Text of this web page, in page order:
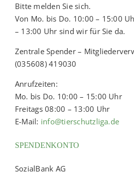
Bitte melden Sie sich.
Von Mo. bis Do. 10:00 – 15:00
– 13:00 Uhr sind wir für Sie da.
Zentrale Spender –
(035608) 419030
Anrufzeiten:
Mo. bis Do. 10:00 – 15:00 Uhr
Freitags 08:00 – 13:00 Uhr
E-Mail: info@tierschutzliga.de
SPENDENKONTO
SozialBank AG